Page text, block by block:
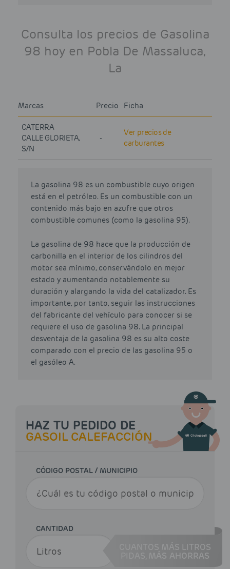
Consulta los precios de Gasolina
98 hoy en Pobla De Massaluca,
La
Marcas Precio Ficha
CATERRA
CALLE GLORIETA,
S/N
-
Ver precios de
carburantes
La gasolina 98 es un combustible cuyo origen
está en el petróleo. Es un combustible con un
contenido más bajo en azufre que otros
combustible comunes (como la gasolina 95).
La gasolina de 98 hace que la producción de
carbonilla en el interior de los cilindros del
motor sea mínimo, conservándolo en mejor
estado y aumentando notablemente su
duración y alargando la vida del catalizador. Es
importante, por tanto, seguir las instrucciones
del fabricante del vehículo para conocer si se
requiere el uso de gasolina 98. La principal
desventaja de la gasolina 98 es su alto coste
comparado con el precio de las gasolina 95 o
el gasóleo A.
HAZ TU PEDIDO DE
GASOIL CALEFACCIÓN
CÓDIGO POSTAL / MUNICIPIO
CANTIDAD
CUANTOS MÁS LITROS
MÁS AHORRAS